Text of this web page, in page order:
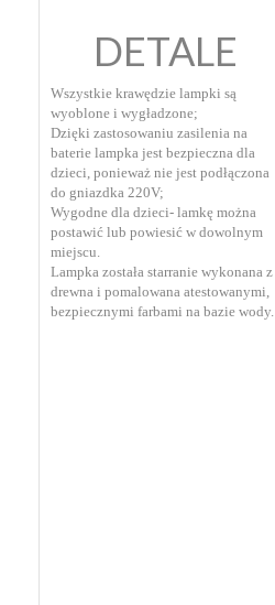
DETALE
Wszystkie krawędzie lampki są
wyoblone i wygładzone;
Dzięki zastosowaniu zasilenia na
baterie lampka jest bezpieczna dla
dzieci, ponieważ nie jest podłączona
do gniazdka 220V;
Wygodne dla dzieci- lamkę można
postawić lub powiesić w dowolnym
miejscu.
Lampka została starranie wykonana z
drewna i pomalowana atestowanymi,
bezpiecznymi farbami na bazie wody.